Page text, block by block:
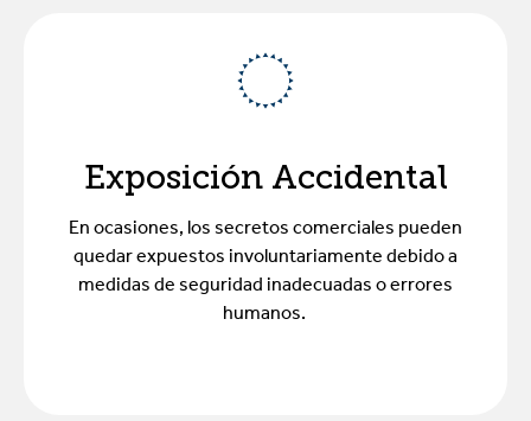
Exposición Accidental
En ocasiones, los secretos comerciales pueden
quedar expuestos involuntariamente debido a
medidas de seguridad inadecuadas o errores
humanos.